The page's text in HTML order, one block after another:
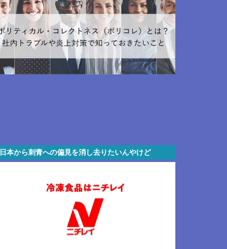
日本から刺青への偏見を消し去りたいんやけど